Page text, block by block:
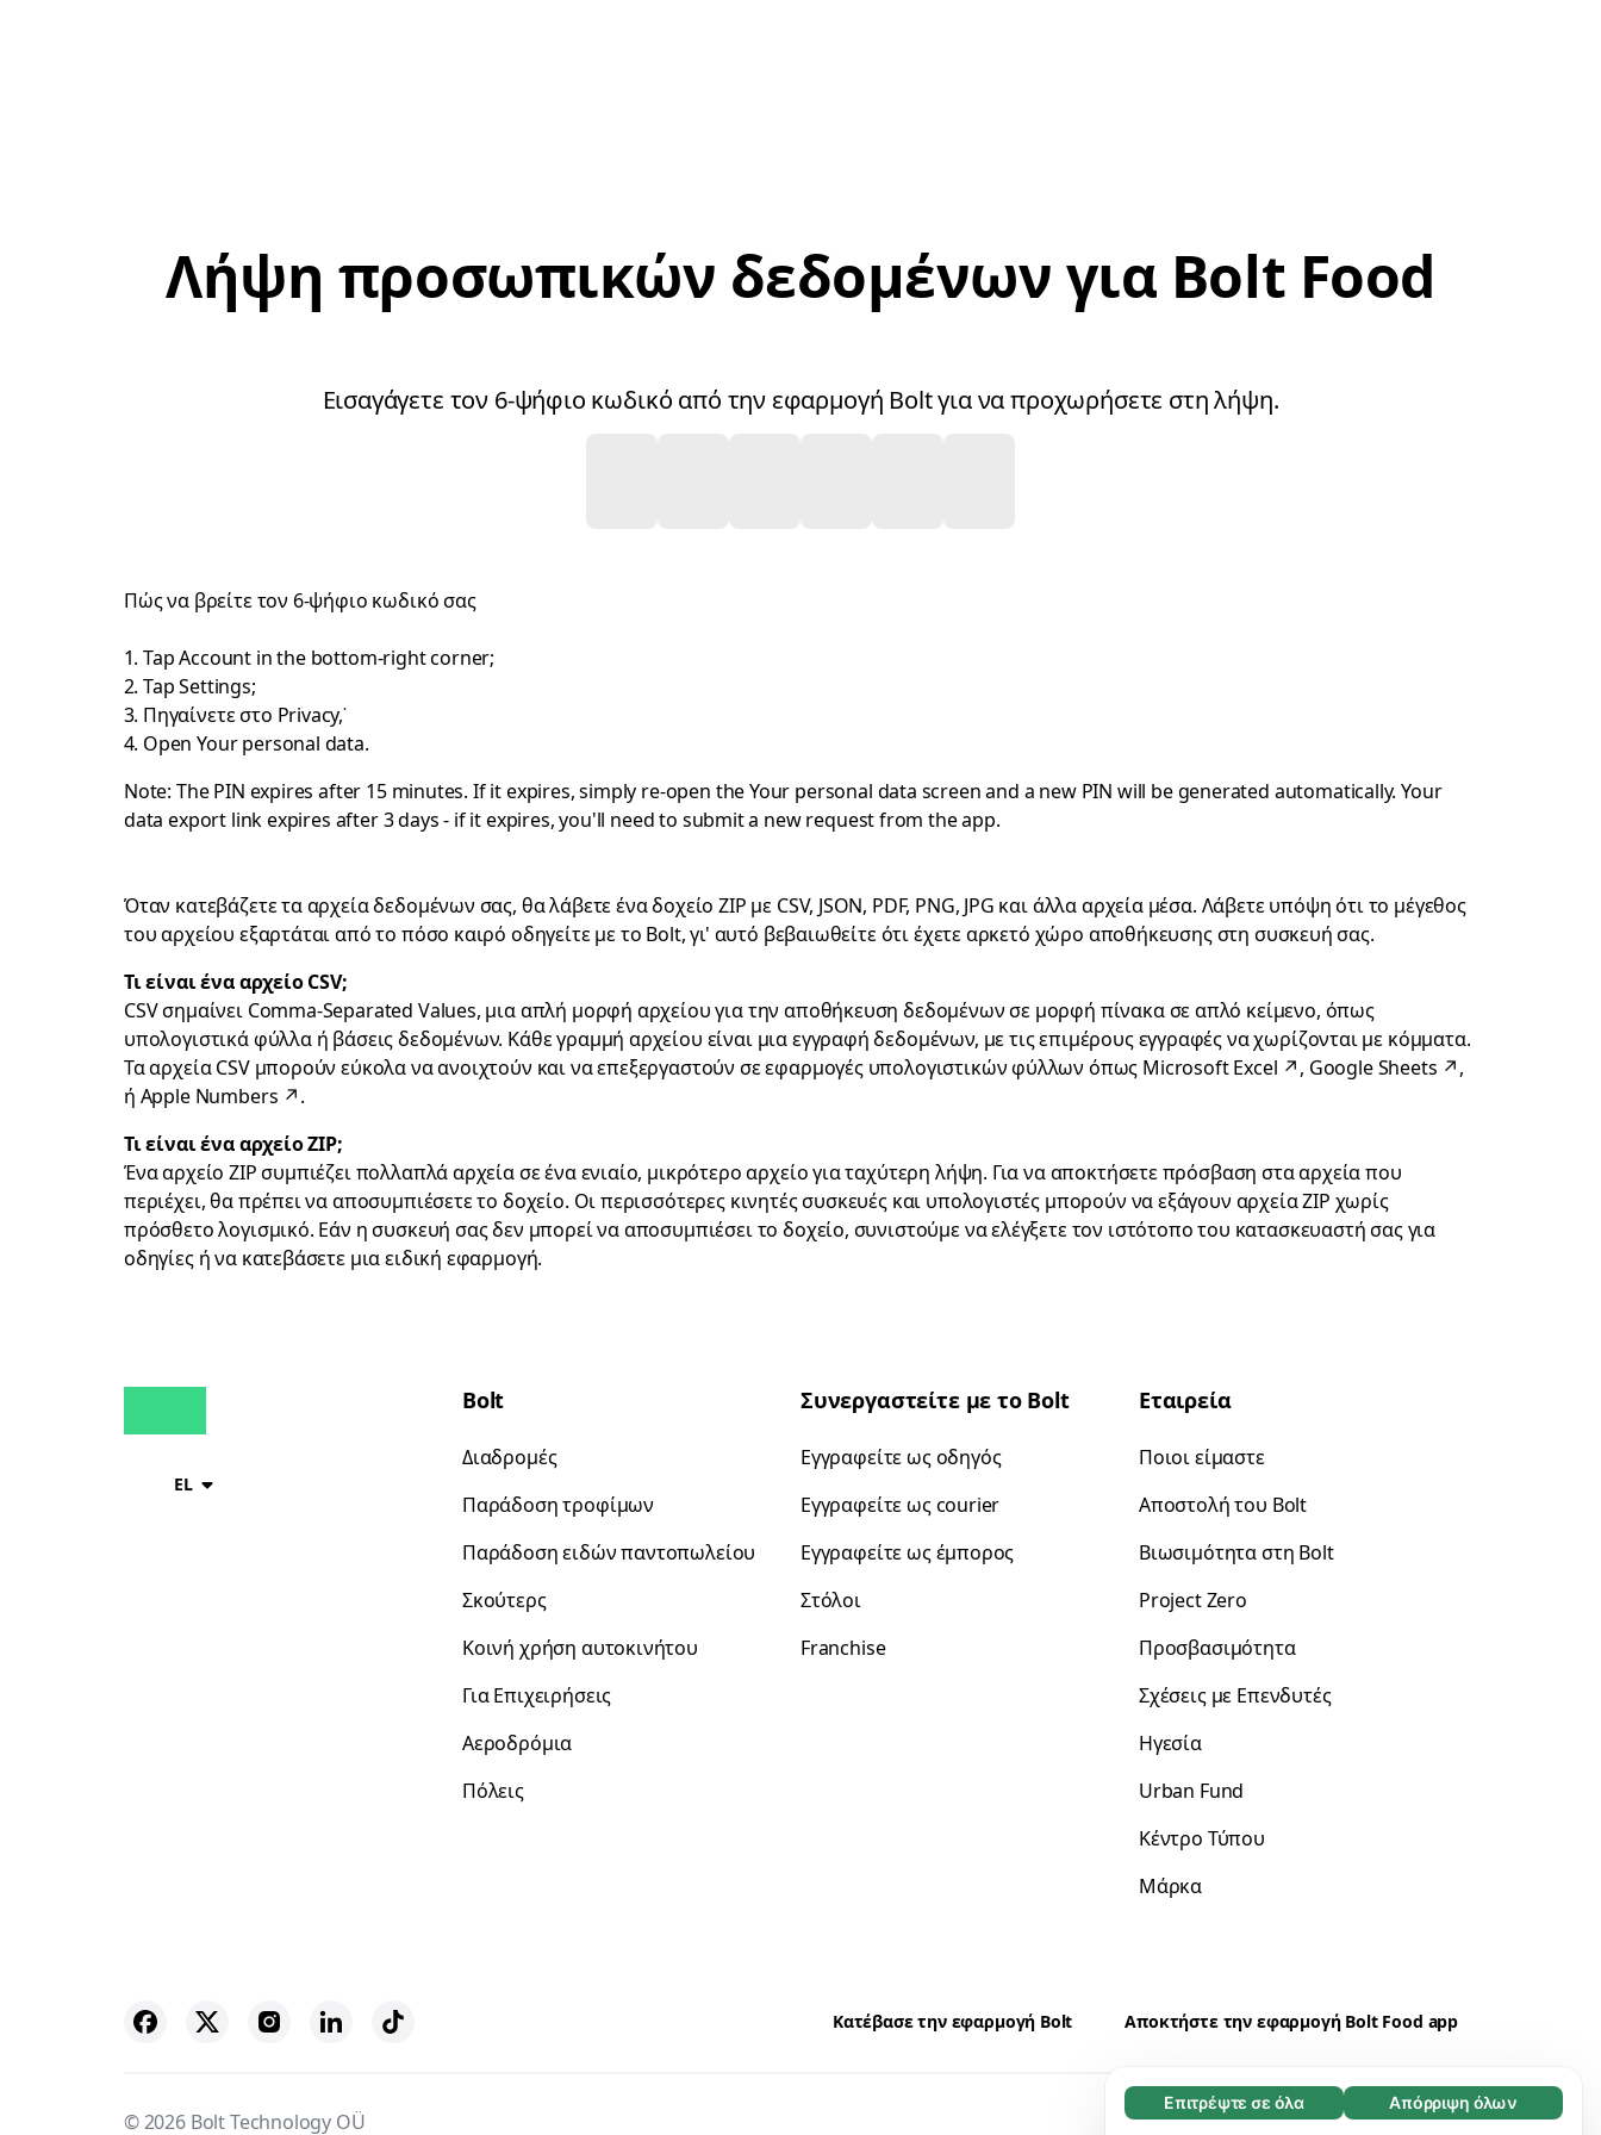
Απαραίτητο (65)
Επιτρέψτε σε όλα Απόρριψη όλων
Λήψη προσωπικών δεδομένων για Bolt Food
Εισαγάγετε τον 6-ψήφιο κωδικό από την εφαρμογή Bolt για να προχωρήσετε στη λήψη.
Πώς να βρείτε τον 6-ψήφιο κωδικό σας
Tap Account in the bottom-right corner;
Tap Settings;
Πηγαίνετε στο Privacy,˙
Open Your personal data.
Note: The PIN expires after 15 minutes. If it expires, simply re-open the Your personal data screen and a new PIN will be generated automatically. Your
data export link expires after 3 days - if it expires, you'll need to submit a new request from the app.
Όταν κατεβάζετε τα αρχεία δεδομένων σας, θα λάβετε ένα δοχείο ZIP με CSV, JSON, PDF, PNG, JPG και άλλα αρχεία μέσα. Λάβετε υπόψη ότι το μέγεθος
του αρχείου εξαρτάται από το πόσο καιρό οδηγείτε με το Bolt, γι' αυτό βεβαιωθείτε ότι έχετε αρκετό χώρο αποθήκευσης στη συσκευή σας.
Τι είναι ένα αρχείο CSV;
CSV σημαίνει Comma-Separated Values, μια απλή μορφή αρχείου για την αποθήκευση δεδομένων σε μορφή πίνακα σε απλό κείμενο, όπως
υπολογιστικά φύλλα ή βάσεις δεδομένων. Κάθε γραμμή αρχείου είναι μια εγγραφή δεδομένων, με τις επιμέρους εγγραφές να χωρίζονται με κόμματα.
Τα αρχεία CSV μπορούν εύκολα να ανοιχτούν και να επεξεργαστούν σε εφαρμογές υπολογιστικών φύλλων όπως Microsoft Excel ↗, Google Sheets ↗,
ή Apple Numbers ↗.
Τι είναι ένα αρχείο ZIP;
Ένα αρχείο ZIP συμπιέζει πολλαπλά αρχεία σε ένα ενιαίο, μικρότερο αρχείο για ταχύτερη λήψη. Για να αποκτήσετε πρόσβαση στα αρχεία που
περιέχει, θα πρέπει να αποσυμπιέσετε το δοχείο. Οι περισσότερες κινητές συσκευές και υπολογιστές μπορούν να εξάγουν αρχεία ZIP χωρίς
πρόσθετο λογισμικό. Εάν η συσκευή σας δεν μπορεί να αποσυμπιέσει το δοχείο, συνιστούμε να ελέγξετε τον ιστότοπο του κατασκευαστή σας για
οδηγίες ή να κατεβάσετε μια ειδική εφαρμογή.
EL
Bolt
Διαδρομές
Παράδοση τροφίμων
Παράδοση ειδών παντοπωλείου
Σκούτερς
Κοινή χρήση αυτοκινήτου
Για Επιχειρήσεις
Αεροδρόμια
Πόλεις
Συνεργαστείτε με το Bolt
Εγγραφείτε ως οδηγός
Εγγραφείτε ως courier
Εγγραφείτε ως έμπορος
Στόλοι
Franchise
Εταιρεία
Ποιοι είμαστε
Αποστολή του Bolt
Βιωσιμότητα στη Bolt
Project Zero
Προσβασιμότητα
Σχέσεις με Επενδυτές
Ηγεσία
Urban Fund
Κέντρο Τύπου
Μάρκα
Κατέβασε την εφαρμογή Bolt Αποκτήστε την εφαρμογή Bolt Food app
© 2026 Bolt Technology OÜ Προμηθευτές Cookies